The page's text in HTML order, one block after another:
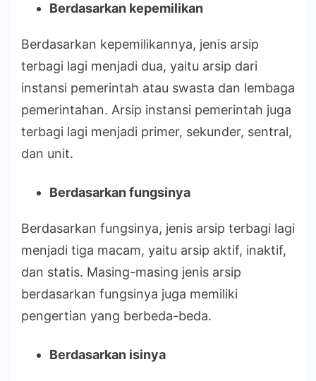
Berdasarkan kepemilikan
Berdasarkan kepemilikannya, jenis arsip
terbagi lagi menjadi dua, yaitu arsip dari
instansi pemerintah atau swasta dan lembaga
pemerintahan. Arsip instansi pemerintah juga
terbagi lagi menjadi primer, sekunder, sentral,
dan unit.
Berdasarkan fungsinya
Berdasarkan fungsinya, jenis arsip terbagi lagi
menjadi tiga macam, yaitu arsip aktif, inaktif,
dan statis. Masing-masing jenis arsip
berdasarkan fungsinya juga memiliki
pengertian yang berbeda-beda.
Berdasarkan isinya